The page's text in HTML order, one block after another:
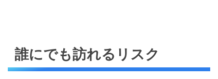
誰にでも訪れるリスク